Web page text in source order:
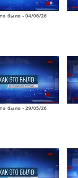
было - 04/06/26
было - 29/05/26